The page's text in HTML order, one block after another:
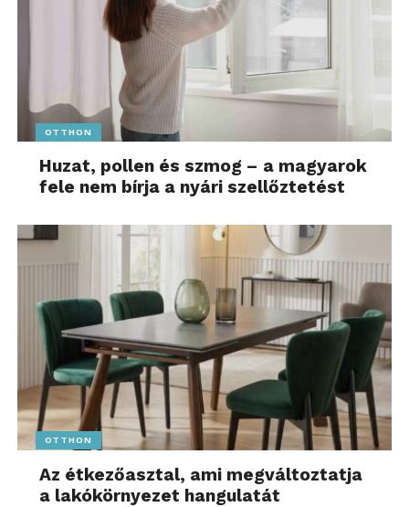
esetében az
adóvisszatérítés.”
További friss híreket talál azipar4.hufőoldalán!
Kövesse a technológiai híreket és csatlakozzon
OTTHON
Huzat, pollen és szmog – a magyarok
fele nem bírja a nyári szellőztetést
OTTHON
Az étkezőasztal, ami megváltoztatja
a lakókörnyezet hangulatát